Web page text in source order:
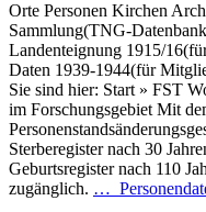
Orte Personen Kirchen
Sammlung(TNG-
Landenteignung 1915/
Daten 1939-1944(für
Sie sind hier: Start » FST
im Forschungsgebiet Mit
Sterberegister nach 30
Geburtsregister nach 110
zugänglich. …